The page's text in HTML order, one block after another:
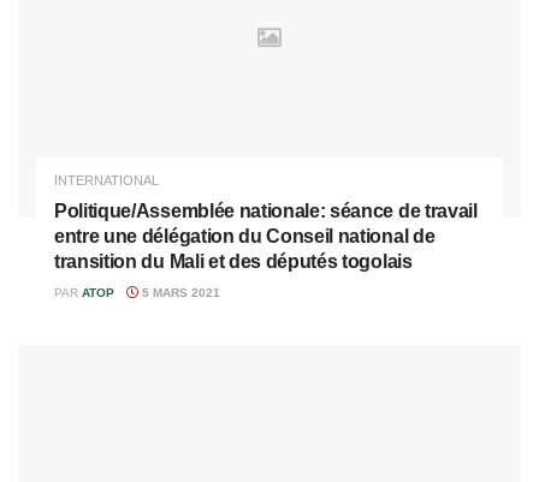
INTERNATIONAL
Politique/Assemblée nationale: séance de travail
entre une délégation du Conseil national de
transition du Mali et des députés togolais
PAR ATOP 5 MARS 2021